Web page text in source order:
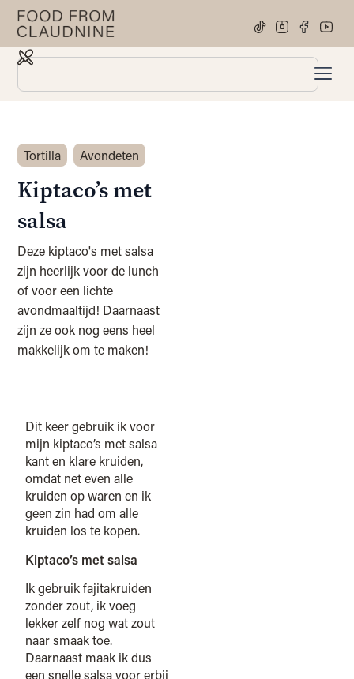
Tortilla Avondeten
Kiptaco’s met
salsa
Deze kiptaco's met salsa
zijn heerlijk voor de lunch
of voor een lichte
avondmaaltijd! Daarnaast
zijn ze ook nog eens heel
makkelijk om te maken!
Dit keer gebruik ik voor
mijn kiptaco’s met salsa
kant en klare kruiden,
omdat net even alle
kruiden op waren en ik
geen zin had om alle
kruiden los te kopen.
Kiptaco’s met salsa
Ik gebruik fajitakruiden
zonder zout, ik voeg
lekker zelf nog wat zout
naar smaak toe.
Daarnaast maak ik dus
een snelle salsa voor erbij